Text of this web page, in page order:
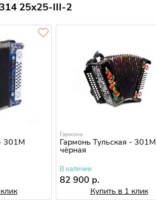
25х25-III-2
301М
Гармони
Гармонь Тульская - 301М
чёрная
В наличии
82 900 р.
Купить в 1 клик